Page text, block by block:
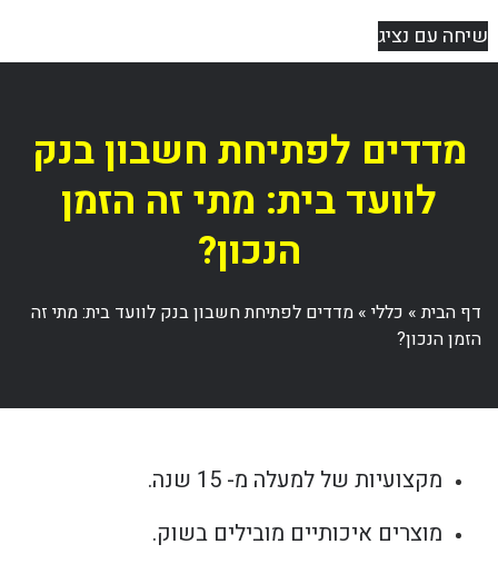
שיחה עם נציג
מדדים לפתיחת חשבון בנק
לוועד בית: מתי זה הזמן
הנכון?
דף הבית» כללי» מדדים לפתיחת חשבון בנק לוועד בית: מתי זה
הזמן הנכון?
מקצועיות של למעלה מ- 15 שנה.
מוצרים איכותיים מובילים בשוק.